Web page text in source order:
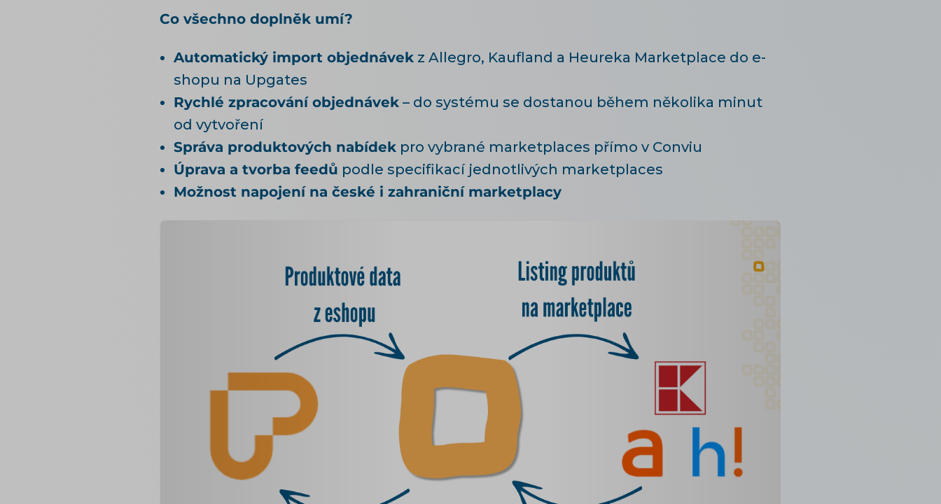
Co všechno doplněk umí?
Automatický import objednávek z Allegro, Kaufland a Heureka Marketplace do e-
shopu na Upgates
Rychlé zpracování objednávek – do systému se dostanou během několika minut
od vytvoření
Správa produktových nabídek pro vybrané marketplaces přímo v Conviu
Úprava a tvorba feedů podle specifikací jednotlivých marketplaces
Možnost napojení na české i zahraniční marketplacy